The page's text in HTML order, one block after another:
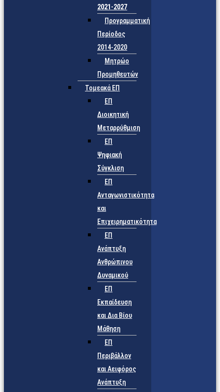
2021-2027
Προγραμματική
Περίοδος
2014-2020
Μητρώο
Προμηθευτών
Τομεακά ΕΠ
ΕΠ
Διοικητική
Μεταρρύθμιση
ΕΠ
Ψηφιακή
Σύγκλιση
ΕΠ
Ανταγωνιστικότητα
και
Επιχειρηματικότητα
ΕΠ
Ανάπτυξη
Ανθρώπινου
Δυναμικού
ΕΠ
Εκπαίδευση
και Δια Βίου
Μάθηση
ΕΠ
Περιβάλλον
και Αειφόρος
Ανάπτυξη